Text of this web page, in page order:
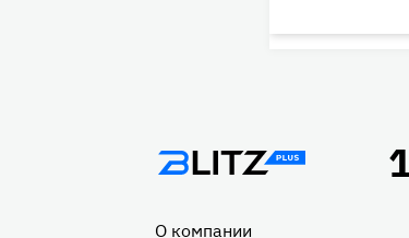
Подвал
О компании